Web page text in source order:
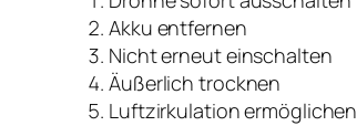
Akku entfernen
Nicht erneut einschalten
Äußerlich trocknen
Luftzirkulation ermöglichen